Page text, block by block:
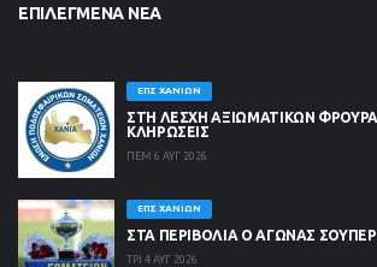
ΕΠΙΛΕΓΜΈΝΑ ΝΈΑ
ΕΠΣ ΧΑΝΊΩΝ
ΣΤΗ ΛΈΣΧΗ ΑΞΙΩΜΑΤΙΚΏΝ
ΚΛΗΡΏΣΕΙΣ
ΠΕΜ 6 ΑΥΓ 2026
ΕΠΣ ΧΑΝΊΩΝ
ΣΤΑ ΠΕΡΙΒΟΛΙΑ Ο ΑΓΩΝΑΣ
ΤΡΙ 4 ΑΥΓ 2026